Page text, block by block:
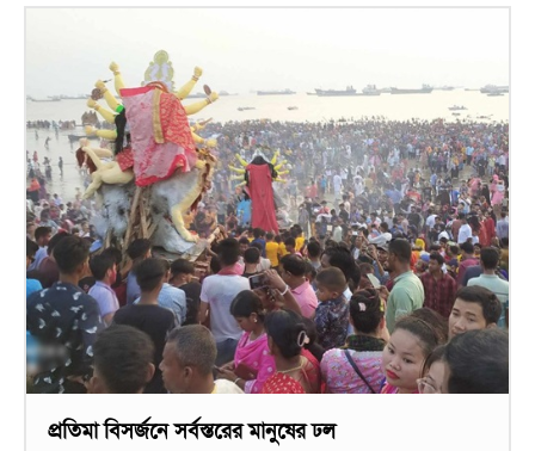
প্রতিমা বিসর্জনে সর্বস্তরের মানুষের ঢল